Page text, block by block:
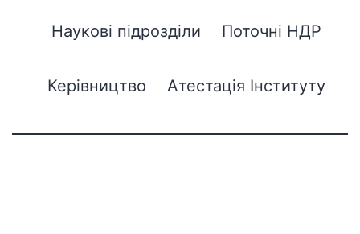
Наукові підрозділи Поточні НДР
Керівництво Атестація Інституту